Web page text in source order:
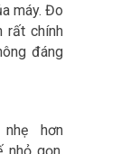
máy. Đo
rất chính
đáng
hơn